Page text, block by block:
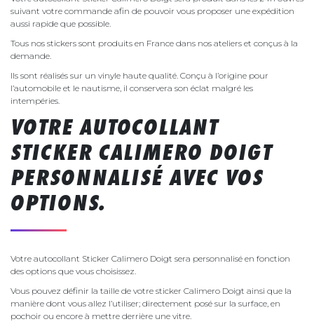
suivant votre commande afin de pouvoir vous proposer une expédition
aussi rapide que possible.
Tous nos stickers sont produits en France dans nos ateliers et conçus à la
demande.
Ils sont réalisés sur un vinyle haute qualité. Conçu à l’origine pour
l’automobile et le nautisme, il conservera son éclat malgré les
intempéries.
VOTRE AUTOCOLLANT
STICKER CALIMERO DOIGT
PERSONNALISÉ AVEC VOS
OPTIONS.
Votre autocollant Sticker Calimero Doigt sera personnalisé en fonction
des options que vous choisissez.
Vous pouvez définir la taille de votre sticker Calimero Doigt ainsi que la
manière dont vous allez l’utiliser; directement posé sur la surface, en
pochoir ou encore à mettre derrière une vitre.